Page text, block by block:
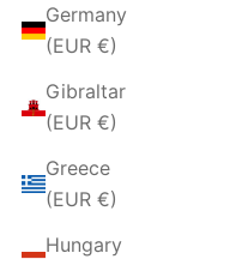
Germany
(EUR €)
Gibraltar
(EUR €)
Greece
(EUR €)
Hungary